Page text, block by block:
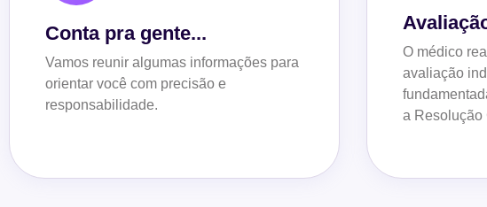
Conta pra gente...
Vamos reunir algumas informações para
orientar você com precisão e
responsabilidade.
O médico
avaliação
a Resolução